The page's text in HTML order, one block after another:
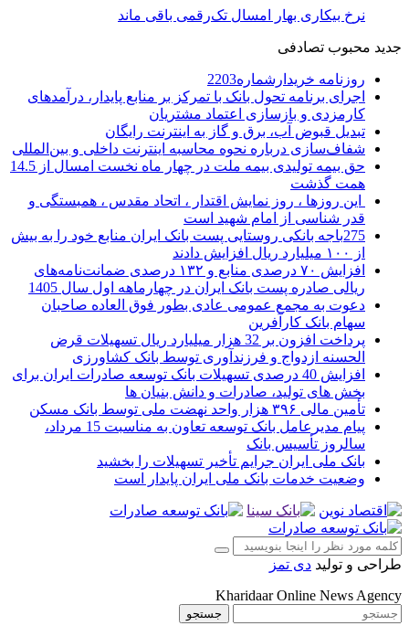
نرخ بیکاری بهار امسال تک‌رقمی باقی ماند
جدید محبوب تصادفی
روزنامه خریدارشماره2203
اجرای برنامه تحول بانک با تمرکز بر منابع پایدار، درآمدهای
کارمزدی و بازسازی اعتماد مشتریان
تبدیل قبوض آب، برق و گاز به اینترنت رایگان
شفاف‌سازی درباره نحوه محاسبه اینترنت داخلی و بین‌المللی
حق بیمه تولیدی بیمه ملت در چهار ماه نخست امسال از 14.5
همت گذشت
این روزها ، روز نمایش اقتدار ، اتحاد مقدس ، همبستگی و
قدر شناسی از امام شهید است
275باجه بانکی روستایی پست بانک ایران منابع خود را به بیش
از ۱۰۰ میلیارد ریال افزایش دادند
افزایش ۷۰ درصدی منابع و ۱۳۲ درصدی ضمانت‌نامه‌های
ریالی صادره پست بانک ایران در چهارماهه اول سال 1405
دعوت به مجمع عمومی عادی بطور فوق العاده صاحبان
سهام بانک کارآفرین
پرداخت افزون بر 32 هزار میلیارد ریال تسهیلات قرض
الحسنه ازدواج و فرزندآوری توسط بانک کشاورزی
افزایش 40 درصدی تسهیلات بانک توسعه صادرات ایران برای
بخش های تولید، صادرات و دانش بنیان ها
تأمین مالی ۳۹۶ هزار واحد نهضت ملی توسط بانک مسکن
پیام مدیرعامل بانک توسعه تعاون به مناسبت 15 مرداد،
سالروز تأسیس بانک
بانک ملی ایران جرایم تأخیر تسهیلات را بخشید
وضعیت خدمات بانک ملی ایران پایدار است
طراحی و تولید دی تمز
Kharidaar Online News Agency
جستجو